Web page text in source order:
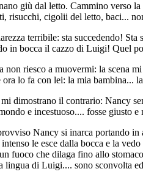
giù dal letto. Cammino verso
risucchi, cigolii del letto, baci...
terribile: sta succedendo!
in bocca il cazzo di Luigi! Quel
riesco a muovermi: la scena
lo fa con lei: la mia
dimostrano il contrario: Nancy
e incestuoso.... fosse giusto
Nancy si inarca portando in
le esce dalla bocca e la
fuoco che dilaga fino allo
di Luigi.... sono sconvolta